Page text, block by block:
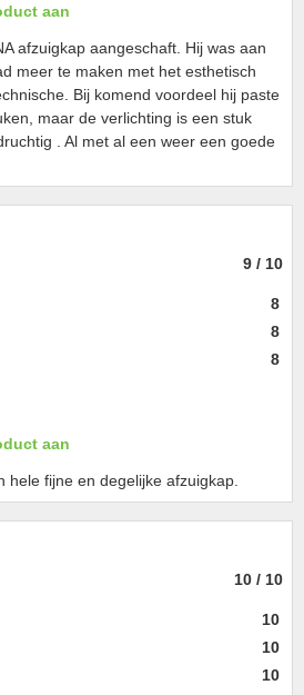
aan
afzuigkap aangeschaft. Hij was aan
meer te maken met het esthetisch
Bij komend voordeel hij paste
maar de verlichting is een stuk
. Al met al een weer een goede
9 / 10
8
8
8
aan
hele fijne en degelijke afzuigkap.
10 / 10
10
10
10